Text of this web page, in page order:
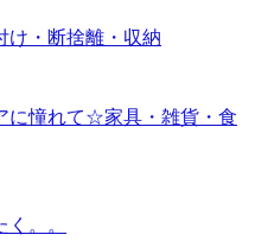
・断捨離・収納
に憧れて☆家具・雑貨・食
。。